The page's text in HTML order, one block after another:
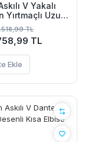
V Yakalı
Yırtmaçlı Uzun
ElbiseTL
TL
Ekle